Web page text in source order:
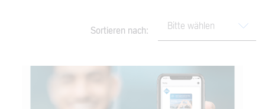
Sortieren nach: